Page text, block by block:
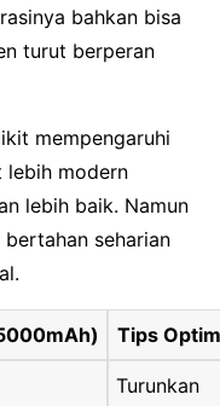
bahkan bisa
turut berperan
mempengaruhi
lebih modern
lebih baik. Namun
seharian
Tips
Turunkan